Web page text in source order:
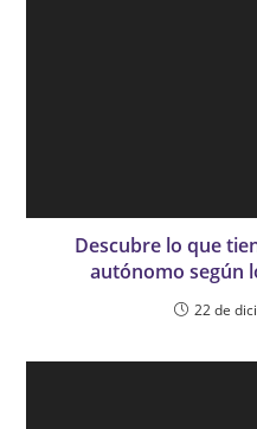
Descubre lo que
autónomo según
22 de